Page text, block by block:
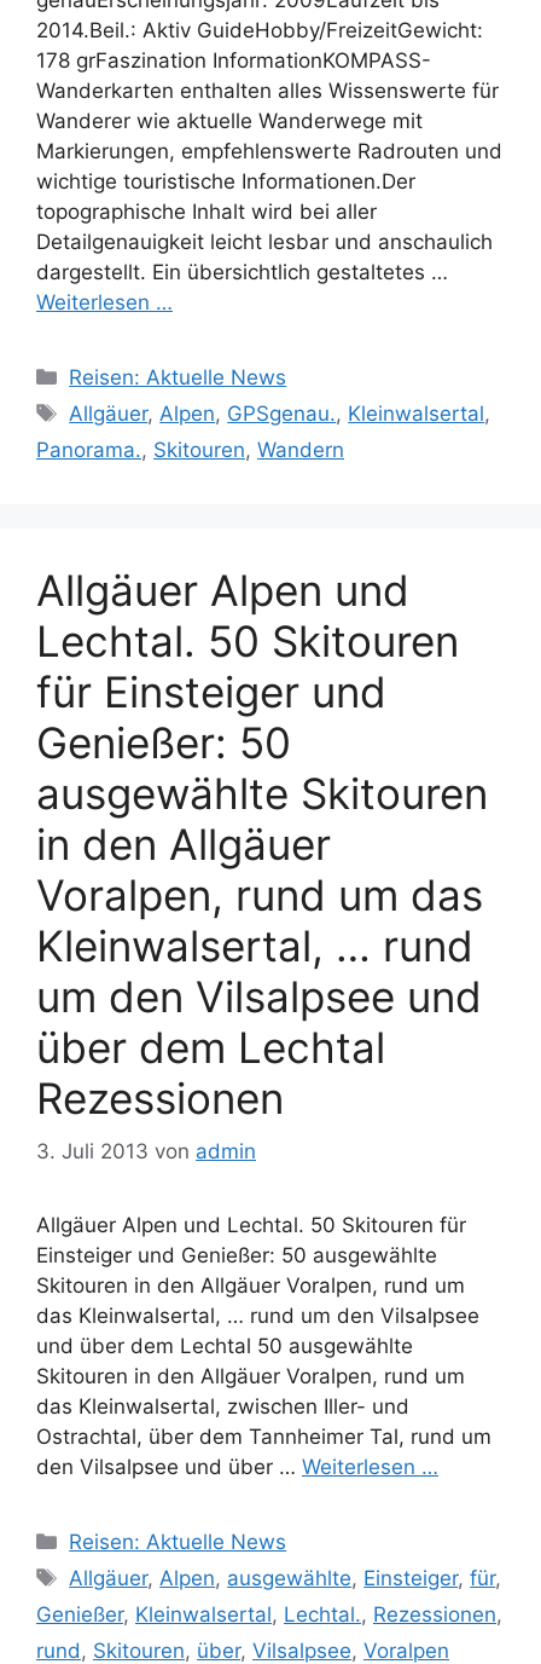
2014.Beil.: Aktiv GuideHobby/FreizeitGewicht:
178 grFaszination InformationKOMPASS-
Wanderkarten enthalten alles Wissenswerte für
Wanderer wie aktuelle Wanderwege mit
Markierungen, empfehlenswerte Radrouten und
wichtige touristische Informationen.Der
topographische Inhalt wird bei aller
Detailgenauigkeit leicht lesbar und anschaulich
dargestellt. Ein übersichtlich gestaltetes …
Weiterlesen …
Kategorien
Reisen: Aktuelle News
Schlagwörter
Allgäuer, Alpen, GPSgenau., Kleinwalsertal,
Panorama., Skitouren, Wandern
Allgäuer Alpen und
Lechtal. 50 Skitouren
für Einsteiger und
Genießer: 50
ausgewählte Skitouren
in den Allgäuer
Voralpen, rund um das
Kleinwalsertal, … rund
um den Vilsalpsee und
über dem Lechtal
Rezessionen
3. Juli 2013 von admin
Allgäuer Alpen und Lechtal. 50 Skitouren für
Einsteiger und Genießer: 50 ausgewählte
Skitouren in den Allgäuer Voralpen, rund um
das Kleinwalsertal, … rund um den Vilsalpsee
und über dem Lechtal 50 ausgewählte
Skitouren in den Allgäuer Voralpen, rund um
das Kleinwalsertal, zwischen Iller- und
Ostrachtal, über dem Tannheimer Tal, rund um
den Vilsalpsee und über … Weiterlesen …
Kategorien
Reisen: Aktuelle News
Schlagwörter
Allgäuer,Alpen, ausgewählte, Einsteiger,für,
Genießer, Kleinwalsertal, Lechtal., Rezessionen,
rund, Skitouren, über, Vilsalpsee, Voralpen